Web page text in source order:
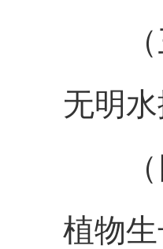
无明
植物